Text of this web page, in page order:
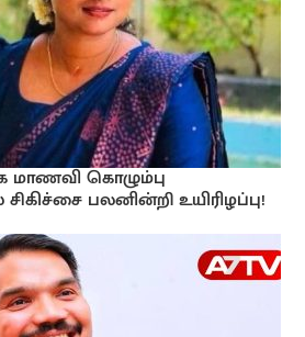
மாணவி கொழும்பு
பலனின்றி உயிரிழப்பு!